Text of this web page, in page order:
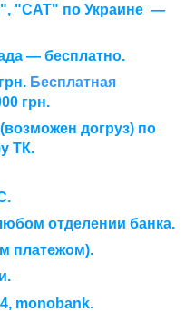
"САТ" по Украине —
— бесплатно.
Бесплатная
грн.
догруз) по
ТК.
отделении банка.
платежом).
monobank.